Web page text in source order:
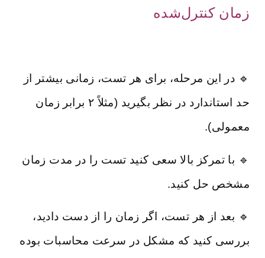
زمان کنترل‌شده
🔹 در این مرحله، برای هر تست، زمانی بیشتر از
حد استاندارد در نظر بگیرید (مثلاً ۲ برابر زمان
معمولی).
🔹 با تمرکز بالا سعی کنید تست را در مدت زمان
مشخص حل کنید.
🔹 بعد از هر تست، اگر زمان را از دست دادید،
بررسی کنید که مشکل در سرعت محاسبات بوده